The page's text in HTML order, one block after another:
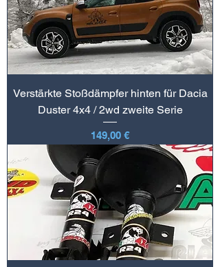
Verstärkte Stoßdämpfer hinten für Dacia
Duster 4x4 / 2wd zweite Serie
Preis
149,00 €